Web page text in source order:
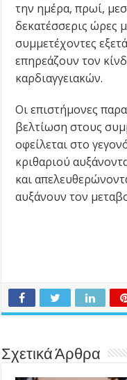
την ημέρα, πρωί,
δεκατέσσερις ώρες
συμμετέχοντες
επηρεάζουν τον
καρδιαγγειακών.
Οι επιστήμονες
βελτίωση στους
οφείλεται στο
κριθαριού
και
αυξάνουν τον
Σχετικά Άρθρα